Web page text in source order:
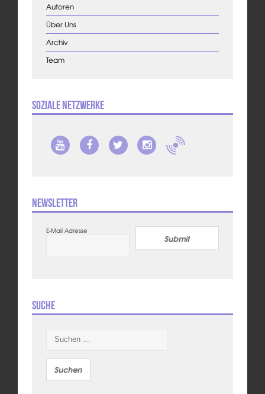
Autoren
Über Uns
Archiv
Team
Soziale Netzwerke
Newsletter
E-Mail Adresse
Submit
Suche
nach: